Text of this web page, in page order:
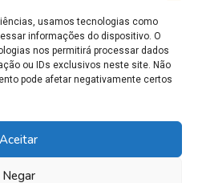
usamos tecnologias como
informações do dispositivo. O
nos permitirá processar dados
ou IDs exclusivos neste site. Não
pode afetar negativamente certos
Aceitar
Negar